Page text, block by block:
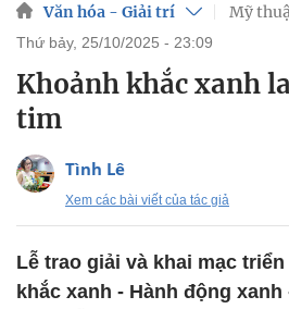
Văn hóa - Giải trí Mỹ
thứ bảy, 25/10/2025 - 23:09
Khoảnh khắc xanh
tim
Tình Lê
Xem các bài viết của tác giả
Lễ trao giải và khai mạc
khắc xanh - Hành động